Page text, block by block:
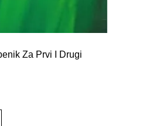
Za Prvi I Drugi